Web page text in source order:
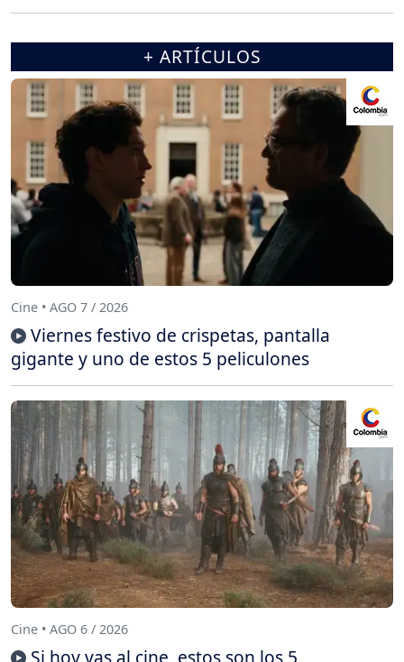
+ ARTÍCULOS
Cine • AGO 7 / 2026
Viernes festivo de crispetas, pantalla
gigante y uno de estos 5 peliculones
Cine • AGO 6 / 2026